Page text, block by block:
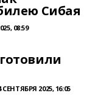
Сибая
08:59
СЕНТЯБРЯ 2025, 16:05